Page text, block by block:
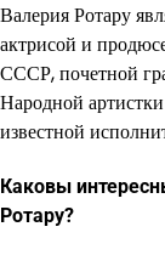
Валерия Ротару
актрисой и
СССР, почетной
Народной
известной
Каковы
Ротару?